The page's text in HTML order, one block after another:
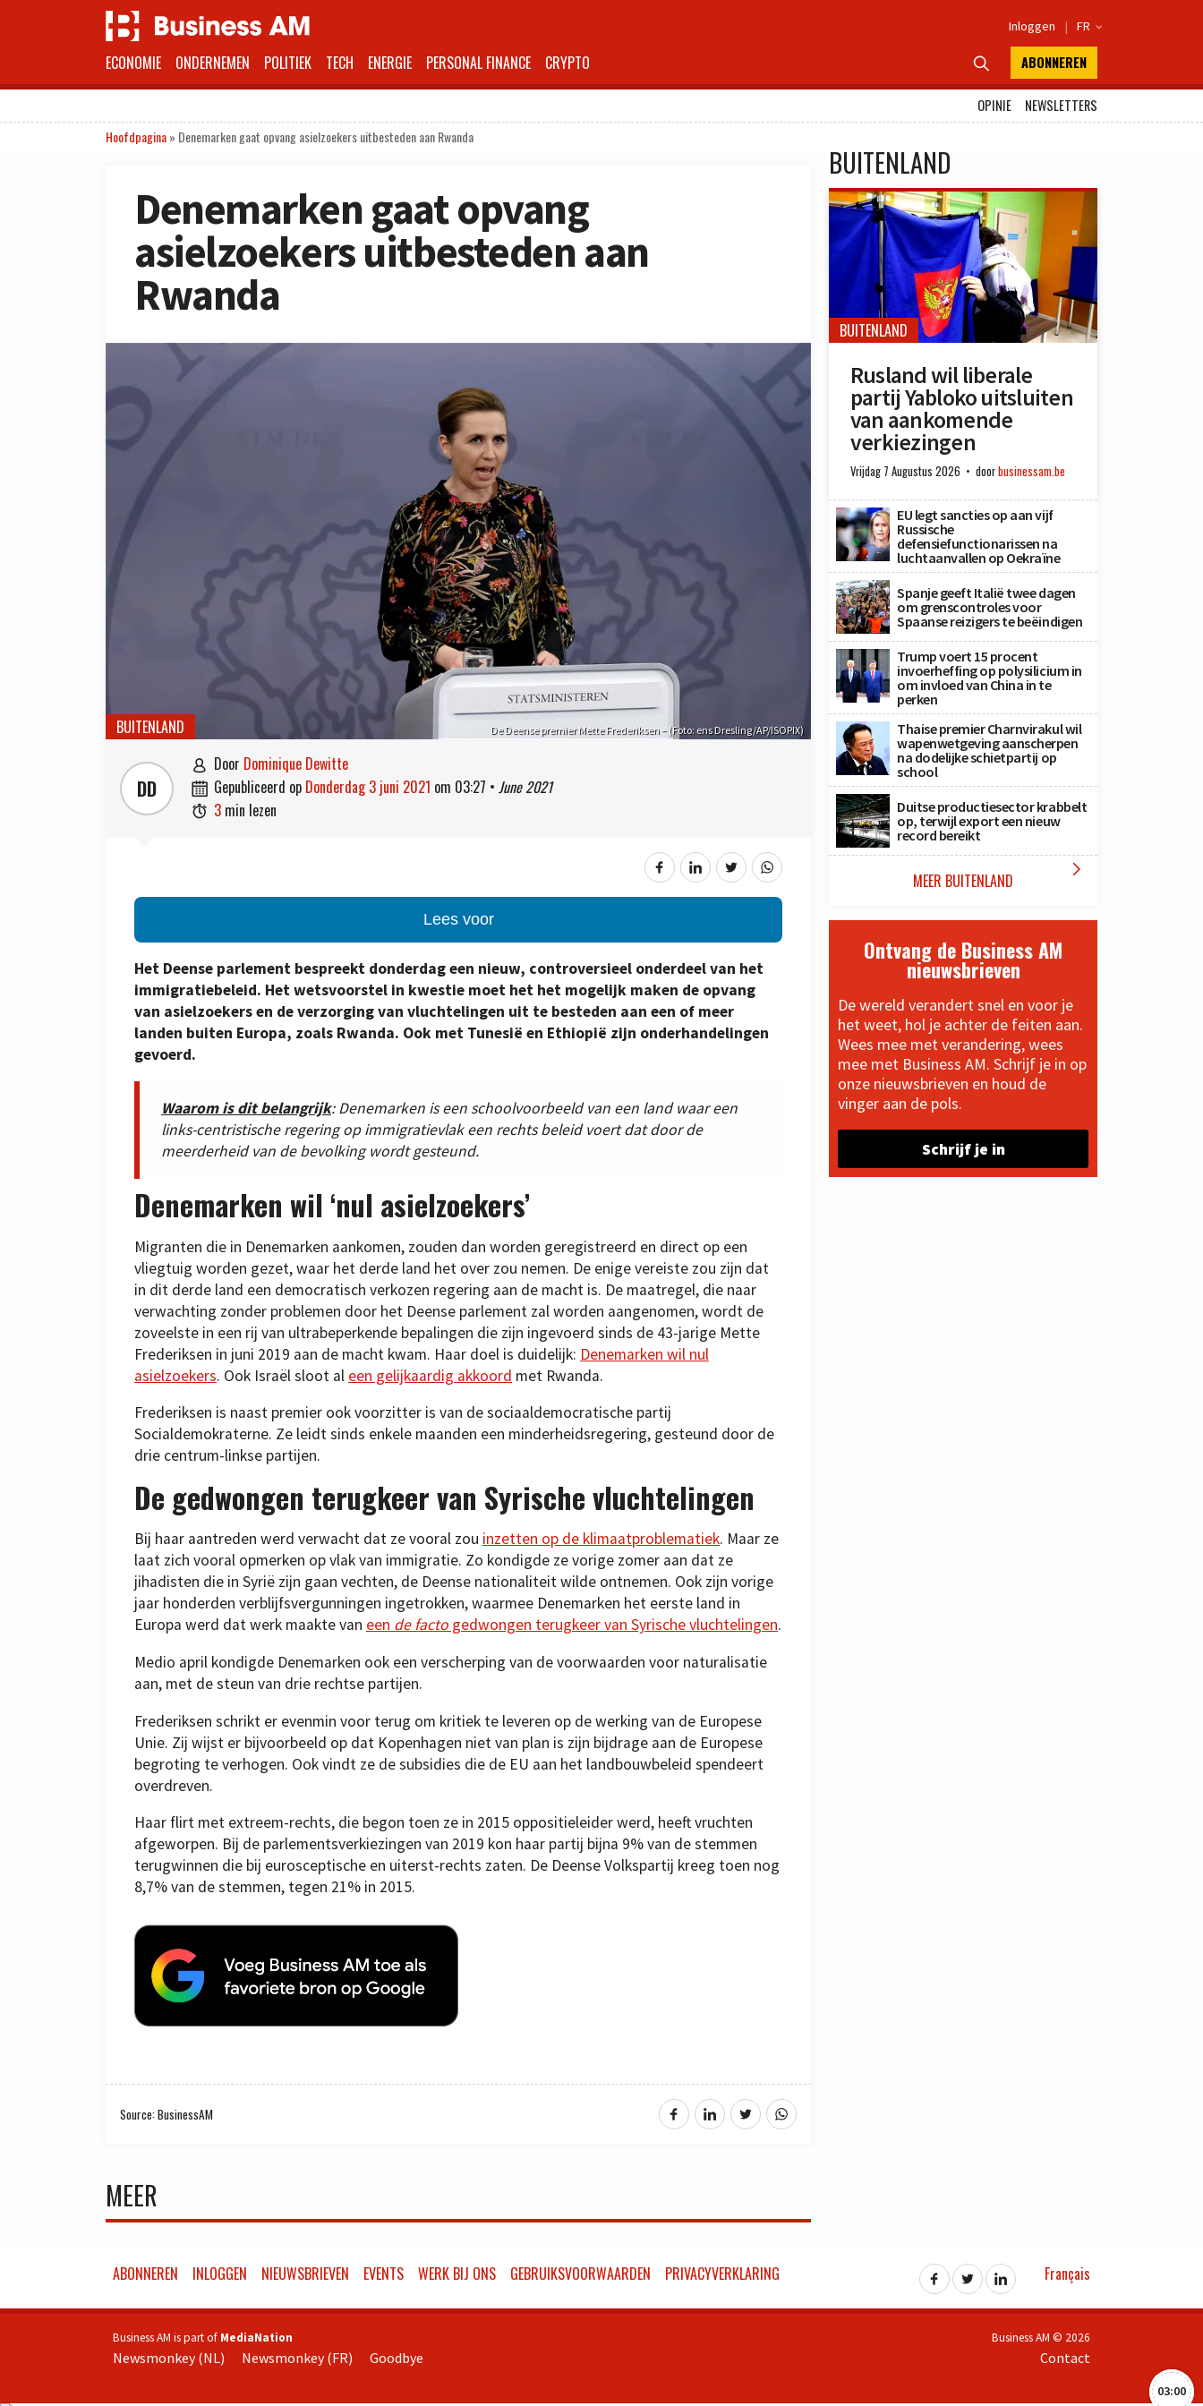
Inloggen | FR 
ECONOMIE ONDERNEMEN POLITIEK TECH ENERGIE PERSONAL FINANCE CRYPTO  ABONNEREN
OPINIE
NEWSLETTERS
Hoofdpagina» Denemarken gaat opvang asielzoekers uitbesteden aan Rwanda
Denemarken gaat opvang
asielzoekers uitbesteden aan
Rwanda
De Deense premier Mette Frederiksen – (Foto: ens Dresling/AP/ISOPIX)
BUITENLAND
DD
 door Dominique Dewitte
 gepubliceerd op donderdag 3 juni 2021 om 03:27 • June 2021
 3 min lezen
Lees voor
Het Deense parlement bespreekt donderdag een nieuw, controversieel onderdeel van het
immigratiebeleid. Het wetsvoorstel in kwestie moet het het mogelijk maken de opvang
van asielzoekers en de verzorging van vluchtelingen uit te besteden aan een of meer
landen buiten Europa, zoals Rwanda. Ook met Tunesië en Ethiopië zijn onderhandelingen
gevoerd.
Waarom is dit belangrijk: Denemarken is een schoolvoorbeeld van een land waar een
links-centristische regering op immigratievlak een rechts beleid voert dat door de
meerderheid van de bevolking wordt gesteund.
Denemarken wil ‘nul asielzoekers’
Migranten die in Denemarken aankomen, zouden dan worden geregistreerd en direct op een
vliegtuig worden gezet, waar het derde land het over zou nemen. De enige vereiste zou zijn dat
in dit derde land een democratisch verkozen regering aan de macht is. De maatregel, die naar
verwachting zonder problemen door het Deense parlement zal worden aangenomen, wordt de
zoveelste in een rij van ultrabeperkende bepalingen die zijn ingevoerd sinds de 43-jarige Mette
Frederiksen in juni 2019 aan de macht kwam. Haar doel is duidelijk: Denemarken wil nul
asielzoekers. Ook Israël sloot al een gelijkaardig akkoord met Rwanda.
Frederiksen is naast premier ook voorzitter is van de sociaaldemocratische partij
Socialdemokraterne. Ze leidt sinds enkele maanden een minderheidsregering, gesteund door de
drie centrum-linkse partijen.
De gedwongen terugkeer van Syrische vluchtelingen
Bij haar aantreden werd verwacht dat ze vooral zou inzetten op de klimaatproblematiek. Maar ze
laat zich vooral opmerken op vlak van immigratie. Zo kondigde ze vorige zomer aan dat ze
jihadisten die in Syrië zijn gaan vechten, de Deense nationaliteit wilde ontnemen. Ook zijn vorige
jaar honderden verblijfsvergunningen ingetrokken, waarmee Denemarken het eerste land in
Europa werd dat werk maakte van een de facto gedwongen terugkeer van Syrische vluchtelingen.
Medio april kondigde Denemarken ook een verscherping van de voorwaarden voor naturalisatie
aan, met de steun van drie rechtse partijen.
Frederiksen schrikt er evenmin voor terug om kritiek te leveren op de werking van de Europese
Unie. Zij wijst er bijvoorbeeld op dat Kopenhagen niet van plan is zijn bijdrage aan de Europese
begroting te verhogen. Ook vindt ze de subsidies die de EU aan het landbouwbeleid spendeert
overdreven.
Haar flirt met extreem-rechts, die begon toen ze in 2015 oppositieleider werd, heeft vruchten
afgeworpen. Bij de parlementsverkiezingen van 2019 kon haar partij bijna 9% van de stemmen
terugwinnen die bij eurosceptische en uiterst-rechts zaten. De Deense Volkspartij kreeg toen nog
8,7% van de stemmen, tegen 21% in 2015.
Source: BusinessAM
MEER
BUITENLAND
BUITENLAND
Rusland wil liberale
partij Yabloko uitsluiten
van aankomende
verkiezingen
Vrijdag 7 Augustus 2026 doorbusinessam.be
EU legt sancties op aan vijf
Russische
defensiefunctionarissen na
luchtaanvallen op Oekraïne
Spanje geeft Italië twee dagen
om grenscontroles voor
Spaanse reizigers te beëindigen
Trump voert 15 procent
invoerheffing op polysilicium in
om invloed van China in te
perken
Thaise premier Charnvirakul wil
wapenwetgeving aanscherpen
na dodelijke schietpartij op
school
Duitse productiesector krabbelt
op, terwijl export een nieuw
record bereikt
MEER BUITENLAND 
Ontvang de Business AM
nieuwsbrieven
De wereld verandert snel en voor je
het weet, hol je achter de feiten aan.
Wees mee met verandering, wees
mee met Business AM. Schrijf je in op
onze nieuwsbrieven en houd de
vinger aan de pols.
Schrijf je in
03:00
ABONNEREN INLOGGEN NIEUWSBRIEVEN EVENTS WERK BIJ ONS GEBRUIKSVOORWAARDEN PRIVACYVERKLARING Français
Business AM is part of MediaNation
Newsmonkey (NL) Newsmonkey (FR) Goodbye
Business AM © 2026
Contact